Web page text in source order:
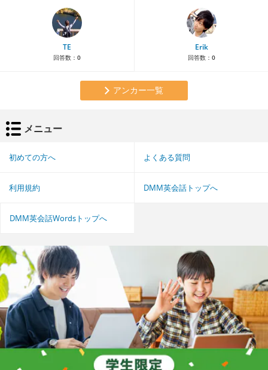
TE
回答数： 0
Erik
回答数： 0
アンカー一覧
メニュー
初めての方へ よくある質問
利用規約 DMM英会話トップへ
DMM英会話Wordsトップへ